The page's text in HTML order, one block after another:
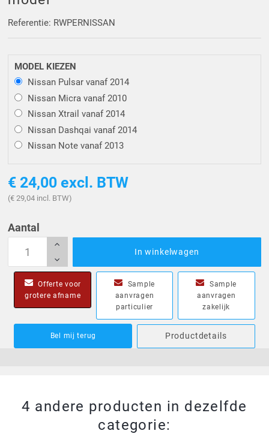
Driehoek/Wig profielen
Silicone U Profielen
Luikenpakking
Oploopprofielen
Hoekprofielen
O-ringen
Schoonmaakmiddel
Referentie: RWPERNISSAN
MODEL KIEZEN
Nissan Pulsar vanaf 2014
Nissan Micra vanaf 2010
Nissan Xtrail vanaf 2014
Nissan Dashqai vanaf 2014
Nissan Note vanaf 2013
€ 24,00 excl. BTW
(€ 29,04 incl. BTW)
Aantal
In winkelwagen
Offerte voor
grotere afname
Sample
aanvragen
particulier
Sample
aanvragen
zakelijk
Bel mij terug Productdetails
4 andere producten in dezelfde
categorie: